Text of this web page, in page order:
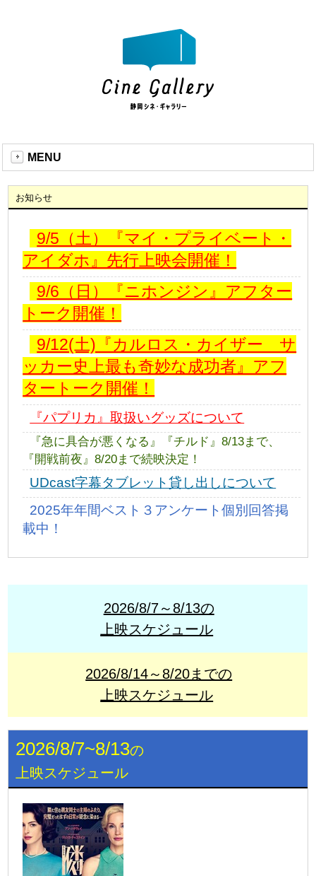
MENU
お知らせ
9/5（土）『マイ・プライベート・
アイダホ』先行上映会開催！
9/6（日）『ニホンジン』アフター
トーク開催！
9/12(土)『カルロス・カイザー サ
ッカー史上最も奇妙な成功者』アフ
タートーク開催！
『パプリカ』取扱いグッズについて
『急に具合が悪くなる』『チルド』8/13まで、
『開戦前夜』8/20まで続映決定！
UDcast字幕タブレット貸し出しについて
2025年年間ベスト３アンケート個別回答掲
載中！
2026/8/7～8/13の
上映スケジュール
2026/8/14～8/20までの
上映スケジュール
2026/8/7~8/13の
上映スケジュール